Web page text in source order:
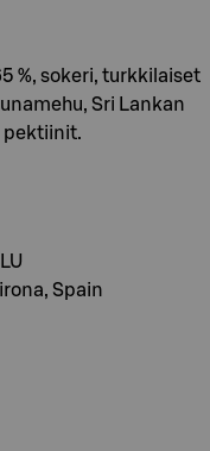
%, sokeri, turkkilaiset
Sri Lankan
pektiinit.
Spain